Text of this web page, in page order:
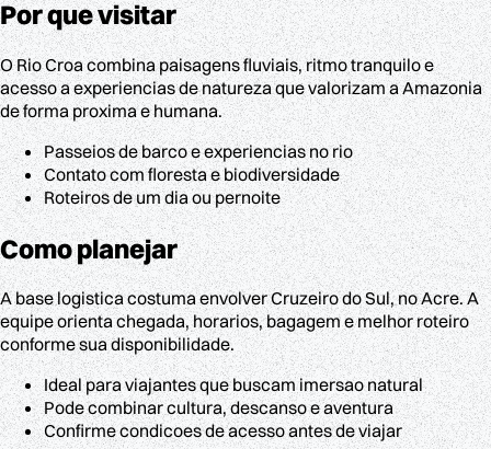
Por que visitar
O Rio Croa combina paisagens fluviais, ritmo tranquilo e
acesso a experiencias de natureza que valorizam a Amazonia
de forma proxima e humana.
Passeios de barco e experiencias no rio
Contato com floresta e biodiversidade
Roteiros de um dia ou pernoite
Como planejar
A base logistica costuma envolver Cruzeiro do Sul, no Acre. A
equipe orienta chegada, horarios, bagagem e melhor roteiro
conforme sua disponibilidade.
Ideal para viajantes que buscam imersao natural
Pode combinar cultura, descanso e aventura
Confirme condicoes de acesso antes de viajar